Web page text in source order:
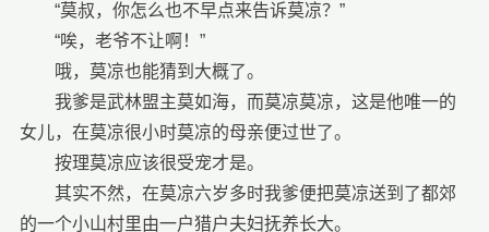
“莫叔，你怎么也不早点来告诉莫凉？”
“唉，老爷不让啊！”
哦，莫凉也能猜到大概了。
我爹是武林盟主莫如海，而莫凉莫凉，这是他唯一的
女儿，在莫凉很小时莫凉的母亲便过世了。
按理莫凉应该很受宠才是。
其实不然，在莫凉六岁多时我爹便把莫凉送到了都郊
的一个小山村里由一户猎户夫妇抚养长大。